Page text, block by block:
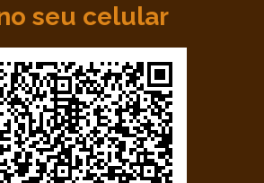
seu celular